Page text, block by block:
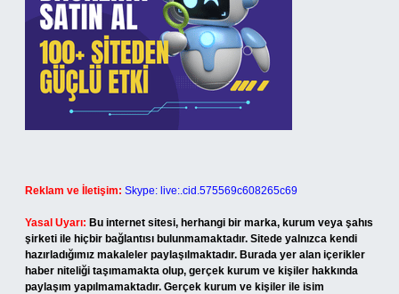
Reklam ve İletişim: Skype: live:.cid.575569c608265c69
Yasal Uyarı: Bu internet sitesi, herhangi bir marka, kurum veya şahıs
şirketi ile hiçbir bağlantısı bulunmamaktadır. Sitede yalnızca kendi
hazırladığımız makaleler paylaşılmaktadır. Burada yer alan içerikler
haber niteliği taşımamakta olup, gerçek kurum ve kişiler hakkında
paylaşım yapılmamaktadır. Gerçek kurum ve kişiler ile isim